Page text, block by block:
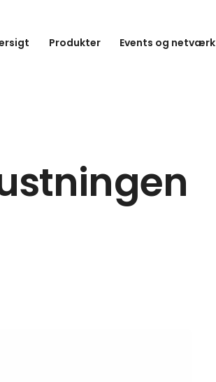
Produkter Events og netværk